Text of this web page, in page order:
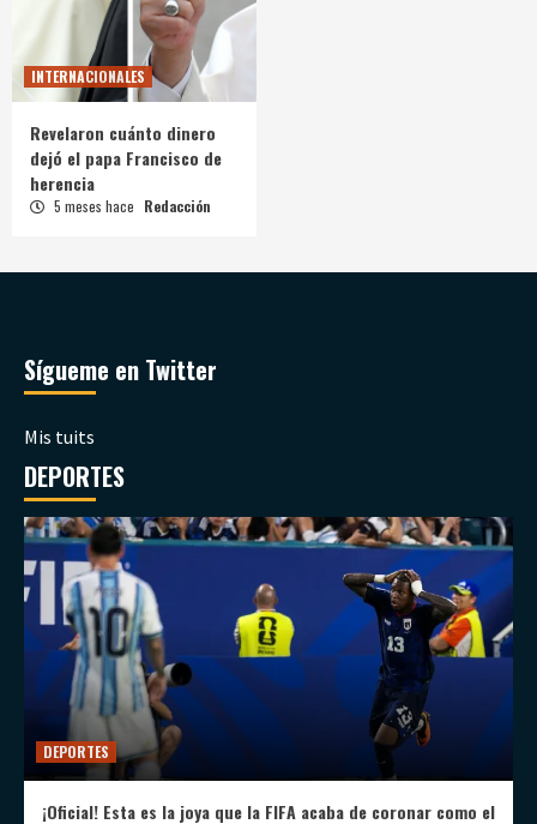
INTERNACIONALES
Revelaron cuánto dinero
dejó el papa Francisco de
herencia
5 meses hace Redacción
Sígueme en Twitter
Mis tuits
DEPORTES
DEPORTES
¡Oficial! Esta es la joya que la FIFA acaba de coronar como el